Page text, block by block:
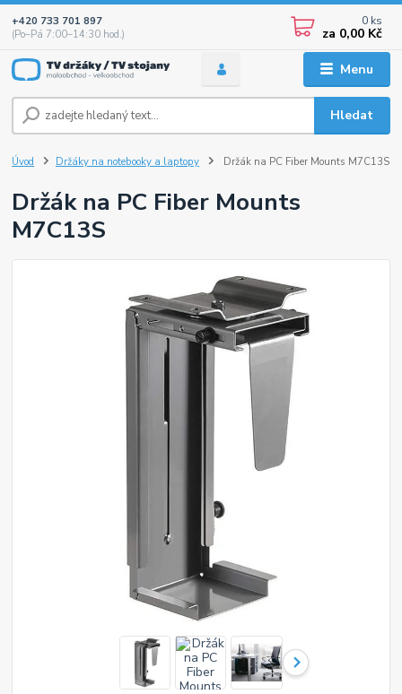
Menu
Hledat
+420 733 701 897
(Po–Pá 7:00–14:30 hod.)
0 ks
za 0,00 Kč
Úvod Držáky na notebooky a laptopy Držák na PC Fiber Mounts M7C13S
Držák na PC Fiber Mounts
M7C13S